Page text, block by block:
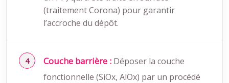
(traitement Corona) pour garantir
l’accroche du dépôt.
Couche barrière : Déposer la couche
fonctionnelle (SiOx, AlOx) par un procédé